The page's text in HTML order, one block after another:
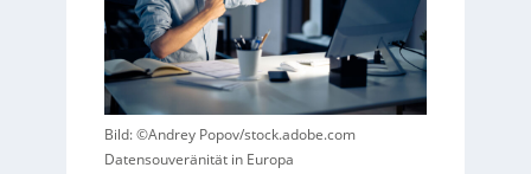
o
t
i
k
e
r
z
e
r
B
l
i
Bild: ©Andrey Popov/stock.adobe.com
Datensouveränität in Europa